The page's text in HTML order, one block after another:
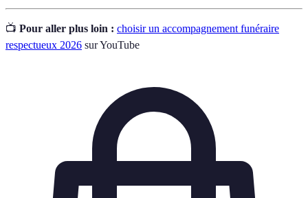
📺 Pour aller plus loin : choisir un accompagnement funéraire
respectueux 2026 sur YouTube